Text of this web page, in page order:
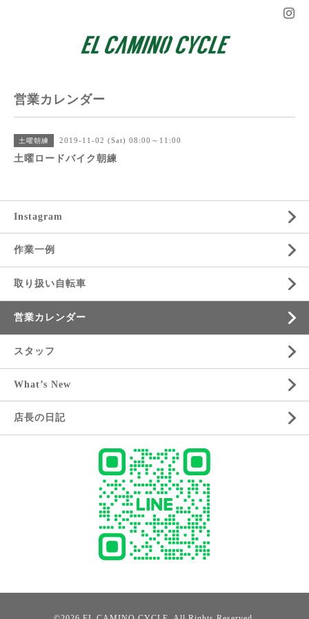
営業カレンダー
土曜朝練 2019-11-02 (Sat) 08:00～11:00
土曜ロードバイク朝練
Instagram
作業一例
取り扱い自転車
営業カレンダー
スタッフ
What’s New
店長の日記